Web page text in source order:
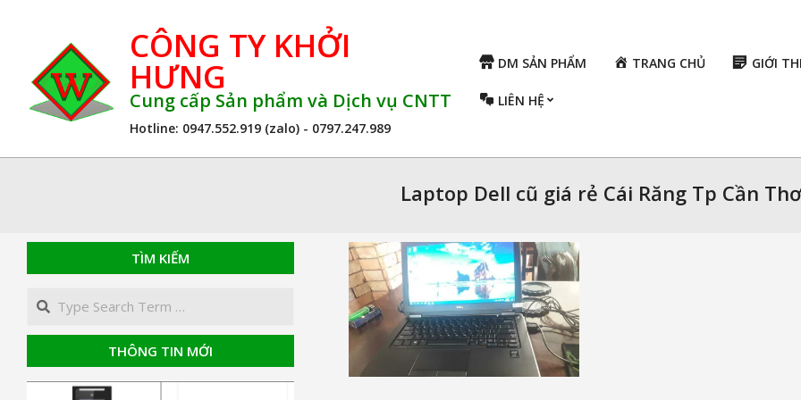
CÔNG TY KHỞI
HƯNG
Cung cấp Sản phẩm và Dịch vụ CNTT
Hotline: 0947.552.919 (zalo) - 0797.247.989
DM SẢN PHẨM TRANG CHỦ GIỚI
LIÊN HỆ
Laptop Dell cũ giá rẻ Cái Răng Tp Cần Thơ
TÌM KIẾM
Search
THÔNG TIN MỚI